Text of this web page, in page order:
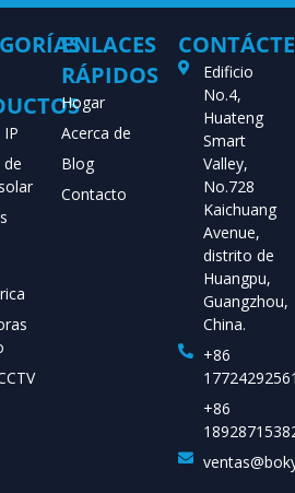
de
ENLACES
RÁPIDOS
Hogar
Acerca de
Blog
Contacto
Edificio
No.4,
Huateng
Smart
Valley,
No.728
Kaichuang
Avenue,
distrito de
Huangpu,
Guangzhou,
China.
+86
+86